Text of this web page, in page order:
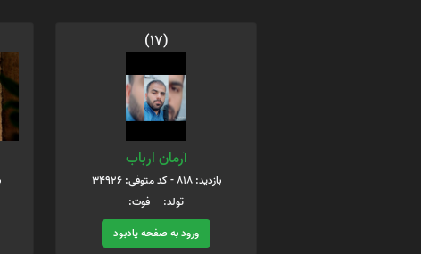
(17)
آرمان ارباب
بازدید: 818 - کد متوفی: 34926
تولد: فوت:
ورود به صفحه یادبود